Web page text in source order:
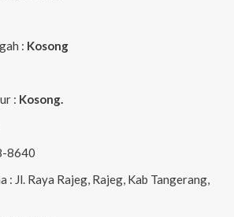
: Kosong
: Kosong.
8640
: Jl. Raya Rajeg, Rajeg, Kab Tangerang,